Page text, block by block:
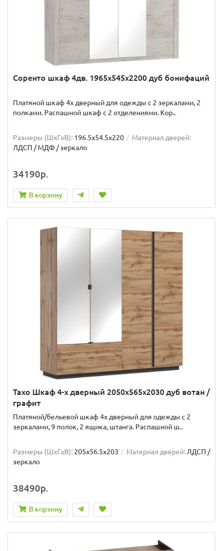
Соренто шкаф 4дв. 1965x545x2200 дуб бонифаций
Платяной шкаф 4х дверный для одежды с 2 зеркалами, 2
полками. Распашной шкаф с 2 отделениями. Кор..
Размеры (ШxГxВ): 196.5x54.5x220
Материал дверей:
ЛДСП / МДФ / зеркало
34190р.
В корзину
Тахо Шкаф 4-х дверный 2050x565x2030 дуб вотан /
графит
Платяной/бельевой шкаф 4х дверный для одежды с 2
зеркалами, 9 полок, 2 ящика, штанга. Распашной ш..
Размеры (ШxГxВ): 205x56.5x203 Материал дверей: ЛДСП /
зеркало
38490р.
В корзину